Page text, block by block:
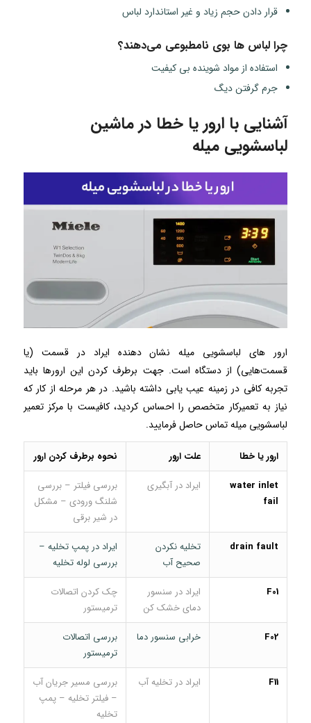
قرار دادن حجم زیاد و غیر استاندارد لباس
چرا لباس ها بوی نامطبوعی می‌دهند؟
استفاده از مواد شوینده بی کیفیت
جرم گرفتن دیگ
آشنایی با ارور یا خطا در ماشین
لباسشویی میله
ارور های لباسشویی میله نشان دهنده ایراد در قسمت (یا
قسمت‌هایی) از دستگاه است. جهت برطرف کردن این ارورها باید
تجربه کافی در زمینه عیب یابی داشته باشید. در هر مرحله از کار که
نیاز به تعمیرکار متخصص را احساس کردید، کافیست با مرکز تعمیر
لباسشویی میله تماس حاصل فرمایید.
ارور یا خطا علت ارور
نحوه برطرف کردن ارور
water inlet
fail
ایراد در آبگیری
بررسی فیلتر – بررسی
شلنگ ورودی – مشکل
در شیر برقی
drain fault
تخلیه نکردن
صحیح آب
ایراد در پمپ تخلیه –
بررسی لوله تخلیه
F01
ایراد در سنسور
دمای خشک کن
چک کردن اتصالات
ترمیستور
F02
خرابی سنسور دما
بررسی اتصالات
ترمیستور
F11
ایراد در تخلیه آب
بررسی مسیر جریان آب
– فیلتر تخلیه – پمپ
تخلیه